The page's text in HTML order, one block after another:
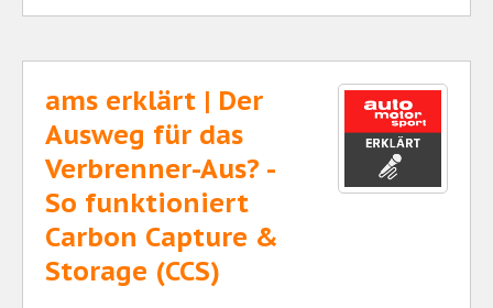
ams erklärt | Der
Ausweg für das
Verbrenner-Aus? -
So funktioniert
Carbon Capture &
Storage (CCS)